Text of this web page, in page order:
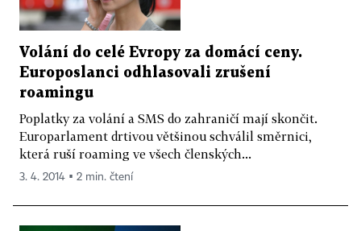
Volání do celé Evropy za domácí ceny.
Europoslanci odhlasovali zrušení
roamingu
Poplatky za volání a SMS do zahraničí mají skončit.
Europarlament drtivou většinou schválil směrnici,
která ruší roaming ve všech členských...
3. 4. 2014 ▪ 2 min. čtení